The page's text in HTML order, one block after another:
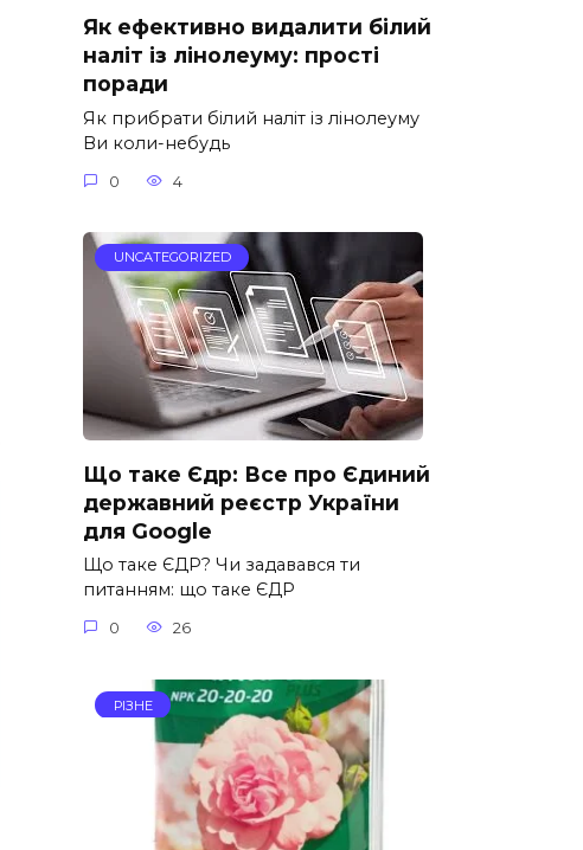
Як ефективно видалити білий
наліт із лінолеуму: прості
поради
Як прибрати білий наліт із лінолеуму
Ви коли-небудь
0 4
UNCATEGORIZED
Що таке Єдр: Все про Єдиний
державний реєстр України
для Google
Що таке ЄДР? Чи задавався ти
питанням: що таке ЄДР
0 26
РІЗНЕ